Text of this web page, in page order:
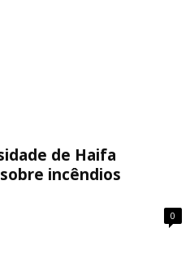
de Haifa
incêndios
0